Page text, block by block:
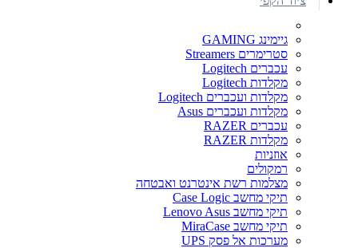
גיימינג GAMING
סטרימרים Streamers
עכברים Logitech
מקלדות Logitech
מקלדות ועכברים Logitech
מקלדות ועכברים Asus
עכברים RAZER
מקלדות RAZER
אוזניות
רמקולים
מצלמות רשת אינטרנט ואבטחה
תיקי מחשב Case Logic
תיקי מחשב Lenovo Asus
תיקי מחשב MiraCase
מערכות אל פסק UPS